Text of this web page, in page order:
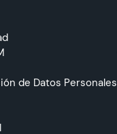
de Datos Personales